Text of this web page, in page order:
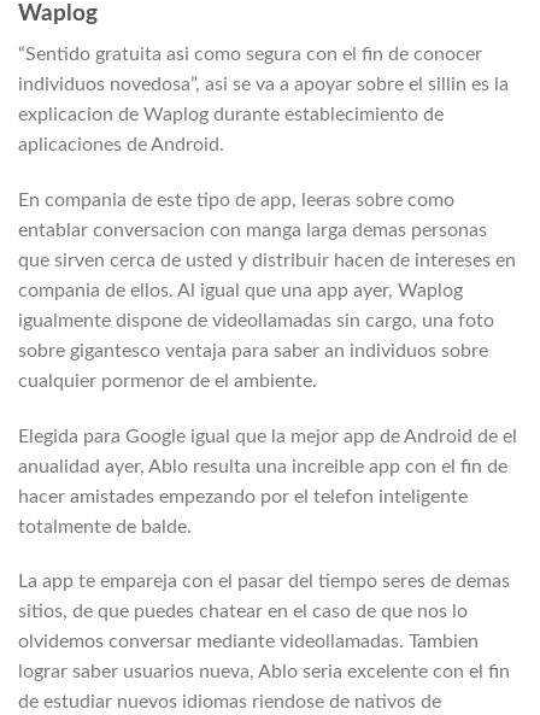
Waplog
“Sentido gratuita asi­ como segura con el fin de conocer
individuos novedosa”, asi se va a apoyar sobre el silli­n es la
explicacion de Waplog durante establecimiento de
aplicaciones de Android.
En compania de este tipo de app, leeras sobre como
entablar conversacion con manga larga demas personas
que sirven cerca de usted y distribuir hacen de intereses en
compania de ellos. Al igual que una app ayer, Waplog
igualmente dispone de videollamadas sin cargo, una foto
sobre gigantesco ventaja para saber an individuos sobre
cualquier pormenor de el ambiente.
Elegida para Google igual que la mejor app de Android de el
anualidad ayer, Ablo resulta una increible app con el fin de
hacer amistades empezando por el telefon inteligente
totalmente de balde.
La app te empareja con el pasar del tiempo seres de demas
sitios, de que puedes chatear en el caso de que nos lo
olvidemos conversar mediante videollamadas. Tambien
lograr saber usuarios nueva, Ablo seri­a excelente con el fin
de estudiar nuevos idiomas riendose de nativos de